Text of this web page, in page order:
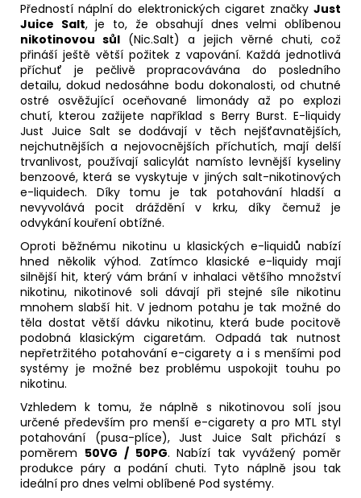
Předností náplní do elektronických cigaret značky Just
Juice Salt, je to, že obsahují dnes velmi oblíbenou
nikotinovou sůl (Nic.Salt) a jejich věrné chuti, což
přináší ještě větší požitek z vapování. Každá jednotlivá
příchuť je pečlivě propracovávána do posledního
detailu, dokud nedosáhne bodu dokonalosti, od chutné
ostré osvěžující oceňované limonády až po explozi
chutí, kterou zažijete například s Berry Burst. E-liquidy
Just Juice Salt se dodávají v těch nejšťavnatějších,
nejchutnějších a nejovocnějších příchutích, mají delší
trvanlivost, používají salicylát namísto levnější kyseliny
benzoové, která se vyskytuje v jiných salt-nikotinových
e-liquidech. Díky tomu je tak potahování hladší a
nevyvolává pocit dráždění v krku, díky čemuž je
odvykání kouření obtížné.
Oproti běžnému nikotinu u klasických e-liquidů nabízí
hned několik výhod. Zatímco klasické e-liquidy mají
silnější hit, který vám brání v inhalaci většího množství
nikotinu, nikotinové soli dávají při stejné síle nikotinu
mnohem slabší hit. V jednom potahu je tak možné do
těla dostat větší dávku nikotinu, která bude pocitově
podobná klasickým cigaretám. Odpadá tak nutnost
nepřetržitého potahování e-cigarety a i s menšími pod
systémy je možné bez problému uspokojit touhu po
nikotinu.
Vzhledem k tomu, že náplně s nikotinovou solí jsou
určené především pro menší e-cigarety a pro MTLstyl
potahování (pusa-plíce), Just Juice Salt přichází s
poměrem 50VG / 50PG. Nabízí tak vyvážený poměr
produkce páry a podání chuti. Tyto náplně jsou tak
ideální pro dnes velmi oblíbené Pod systémy.